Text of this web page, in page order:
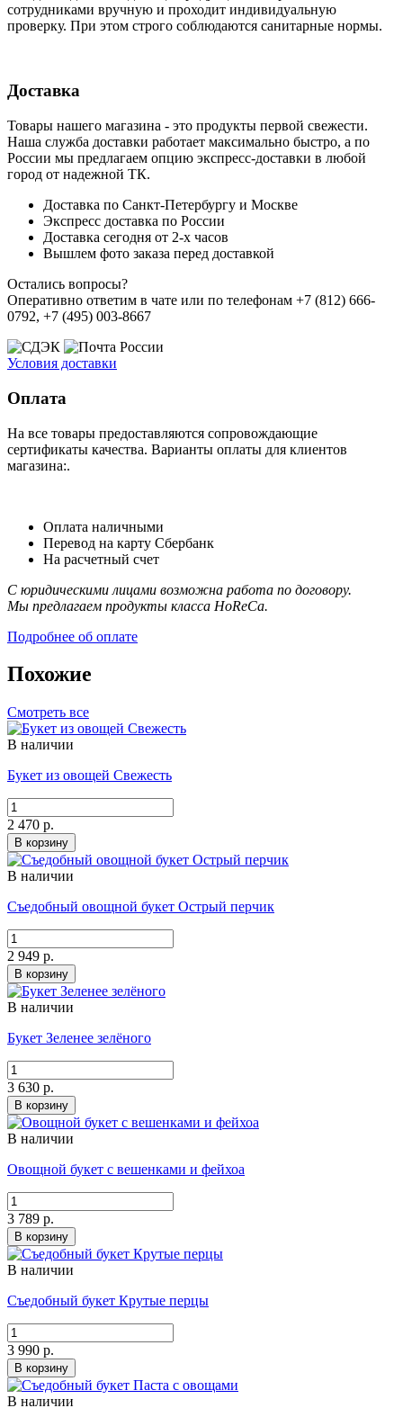
сотрудниками вручную и проходит индивидуальную
проверку. При этом строго соблюдаются санитарные нормы.
Доставка
Товары нашего магазина - это продукты первой свежести.
Наша служба доставки работает максимально быстро, а по
России мы предлагаем опцию экспресс-доставки в любой
город от надежной ТК.
Доставка по Санкт-Петербургу и Москве
Экспресс доставка по России
Доставка сегодня от 2-х часов
Вышлем фото заказа перед доставкой
Остались вопросы?
Оперативно ответим в чате или по телефонам +7 (812) 666-
0792, +7 (495) 003-8667
Условия доставки
Оплата
На все товары предоставляются сопровождающие
сертификаты качества. Варианты оплаты для клиентов
магазина:.
Оплата наличными
Перевод на карту Сбербанк
На расчетный счет
С юридическими лицами возможна работа по договору.
Мы предлагаем продукты класса HoReCa.
Подробнее об оплате
Похожие
Смотреть все
В наличии
Букет из овощей Свежесть
2 470 р.
В корзину
В наличии
Съедобный овощной букет Острый перчик
2 949 р.
В корзину
В наличии
Букет Зеленее зелёного
3 630 р.
В корзину
В наличии
Овощной букет с вешенками и фейхоа
3 789 р.
В корзину
В наличии
Съедобный букет Крутые перцы
3 990 р.
В корзину
В наличии